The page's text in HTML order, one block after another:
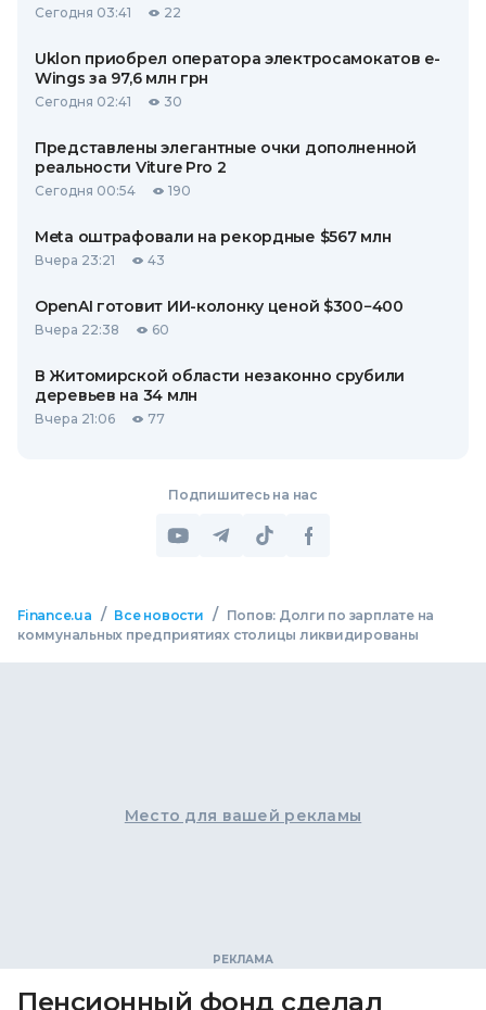
Сегодня 03:41 22
Uklon приобрел оператора электросамокатов e-
Wings за 97,6 млн грн
Сегодня 02:41 30
Представлены элегантные очки дополненной
реальности Viture Pro 2
Сегодня 00:54 190
Meta оштрафовали на рекордные $567 млн
Вчера 23:21 43
OpenAI готовит ИИ-колонку ценой $300−400
Вчера 22:38 60
В Житомирской области незаконно срубили
деревьев на 34 млн
Вчера 21:06 77
Подпишитесь на нас
Finance.ua / Все новости /
Попов: Долги по зарплате на
коммунальных предприятиях столицы ликвидированы
Место для вашей рекламы
Пенсионный фонд сделал